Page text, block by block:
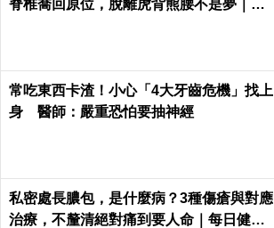
脊椎喬回原位，脫離虎背熊腰不是夢｜每
常吃東西卡渣！小心「4大牙齒危機」找上
身 醫師：嚴重恐怕要抽神經
私密處長膿包，是什麼病？3種傷瘡與對應
治療，不釐清絕對痛到要人命｜每日健康